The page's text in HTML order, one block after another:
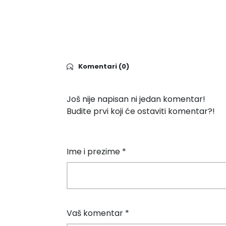
Komentari (0)
Još nije napisan ni jedan komentar!
Budite prvi koji će ostaviti komentar?!
Ime i prezime *
Vaš komentar *